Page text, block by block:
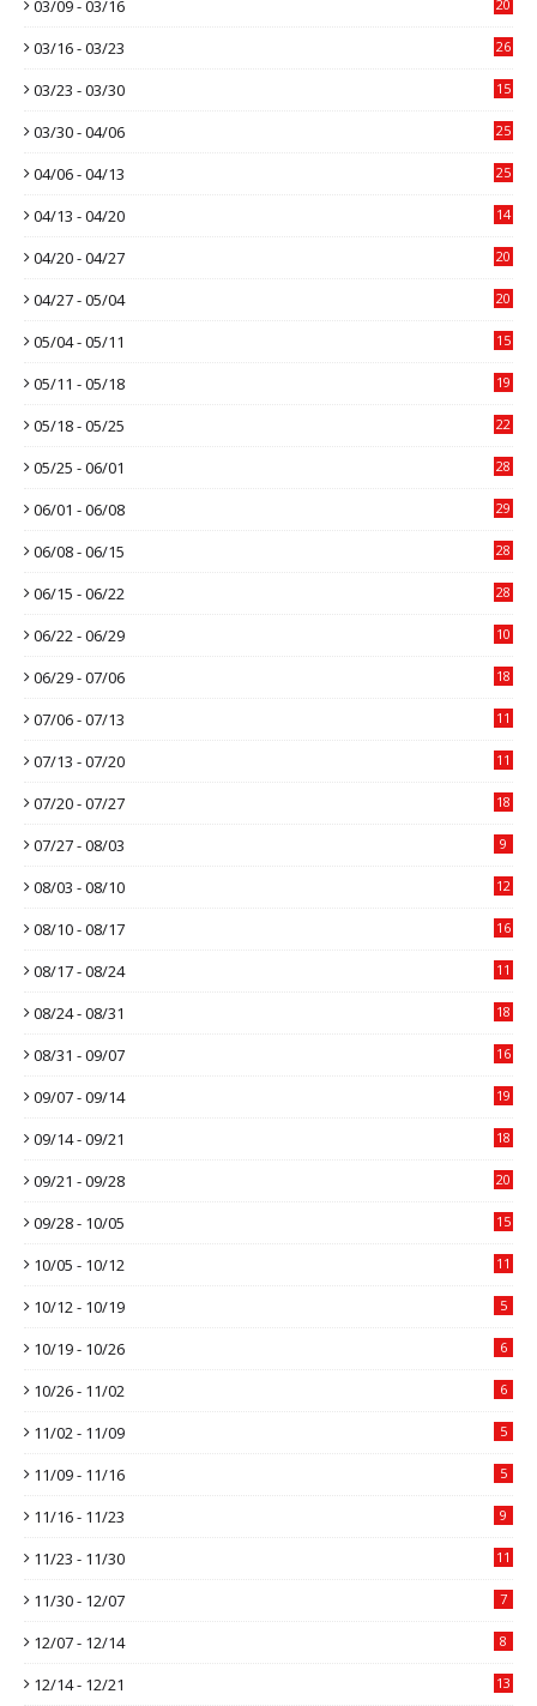
03/09 - 03/16 20
03/16 - 03/23 26
03/23 - 03/30 15
03/30 - 04/06 25
04/06 - 04/13 25
04/13 - 04/20 14
04/20 - 04/27 20
04/27 - 05/04 20
05/04 - 05/11 15
05/11 - 05/18 19
05/18 - 05/25 22
05/25 - 06/01 28
06/01 - 06/08 29
06/08 - 06/15 28
06/15 - 06/22 28
06/22 - 06/29 10
06/29 - 07/06 18
07/06 - 07/13 11
07/13 - 07/20 11
07/20 - 07/27 18
07/27 - 08/03 9
08/03 - 08/10 12
08/10 - 08/17 16
08/17 - 08/24 11
08/24 - 08/31 18
08/31 - 09/07 16
09/07 - 09/14 19
09/14 - 09/21 18
09/21 - 09/28 20
09/28 - 10/05 15
10/05 - 10/12 11
10/12 - 10/19 5
10/19 - 10/26 6
10/26 - 11/02 6
11/02 - 11/09 5
11/09 - 11/16 5
11/16 - 11/23 9
11/23 - 11/30 11
11/30 - 12/07 7
12/07 - 12/14 8
12/14 - 12/21 13